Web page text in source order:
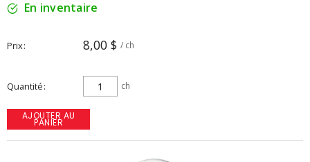
En inventaire
Prix 8,00 $ / ch
Quantité ch
AJOUTER AU
PANIER